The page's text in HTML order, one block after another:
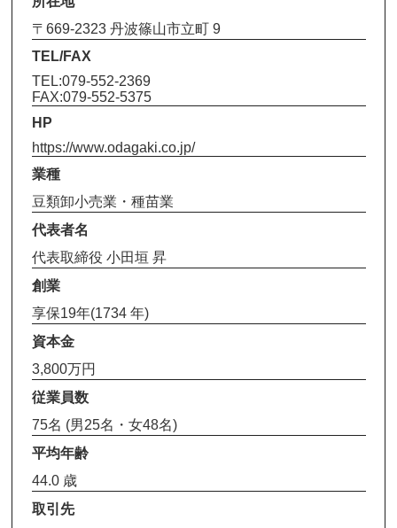
〒669-2323 丹波篠山市立町 9
TEL/FAX
TEL:079-552-2369
FAX:079-552-5375
HP
https://www.odagaki.co.jp/
業種
豆類卸小売業・種苗業
代表者名
代表取締役 小田垣 昇
創業
享保19年(1734 年)
資本金
3,800万円
従業員数
75名 (男25名・女48名)
平均年齢
44.0 歳
取引先